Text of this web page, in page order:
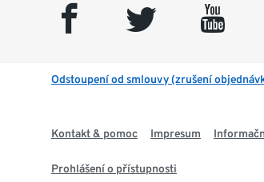
facebook twitter youtube
Odstoupení od smlouvy (zrušení
Kontakt & pomoc Impresum
Prohlášení o přístupnosti